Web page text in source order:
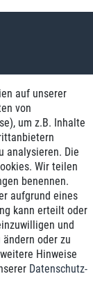
auf unserer
von
um z.B. Inhalte
analysieren. Die
Wir teilen
benennen.
aufgrund eines
kann erteilt oder
und
oder zu
Hinweise
Daten­schutz­